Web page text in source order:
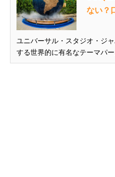
ない？
ユニバーサル・スタジオ・ジ
する世界的に有名なテーマパ
ーマにしたアトラクションが